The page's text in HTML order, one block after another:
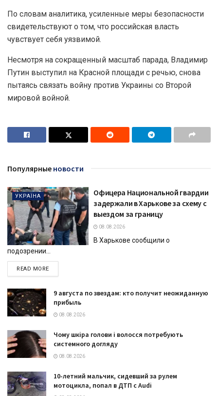
По словам аналитика, усиленные меры безопасности
свидетельствуют о том, что российская власть
чувствует себя уязвимой.
Несмотря на сокращенный масштаб парада, Владимир
Путин выступил на Красной площади с речью, снова
пытаясь связать войну против Украины со Второй
мировой войной.
Популярные новости
УКРАЇНА
Офицера Национальной гвардии
задержали в Харькове за схему с
выездом за границу
08.08.2026
В Харькове сообщили о
подозрении...
READ MOREDETAILS
9 августа по звездам: кто получит неожиданную
прибыль
08.08.2026
Чому шкіра голови і волосся потребують
системного догляду
08.08.2026
10-летний мальчик, сидевший за рулем
мотоцикла, попал в ДТП с Audi